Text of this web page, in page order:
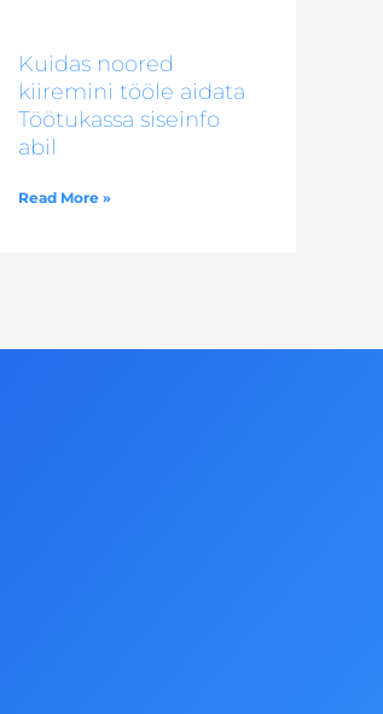
Kuidas noored
kiiremini tööle aidata
Töötukassa siseinfo
abil
Read More »